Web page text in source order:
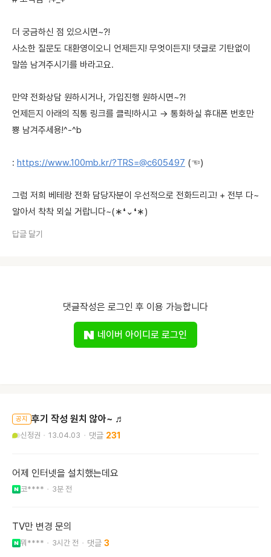
더 궁금하신 점 있으시면~?!
사소한 질문도 대환영이오니 언제든지! 무엇이든지! 댓글로 기탄없이
말씀 남겨주시기를 바라고요.
만약 전화상담 원하시거나, 가입진행 원하시면~?!
언제든지 아래의 직통 링크를 클릭!하시고 → 통화하실 휴대폰 번호만
뿅 남겨주세용!^-^b
: https://www.100mb.kr/?TRS=@c605497 (☜)
그럼 저희 베테랑 전화 담당자분이 우선적으로 전화드리고! + 전부 다~
알아서 착착 뫼실 거랍니다~(∗❛⌄❛∗)
답글 달기
댓글작성은 로그인 후 이용 가능합니다
네이버 아이디로 로그인
공지 후기 작성 원치 않아~ ♬
신정권 13.04.03 231
어제 인터넷을 설치했는데요
코**** 3분 전
TV만 변경 문의
뭐**** 3시간 전 3